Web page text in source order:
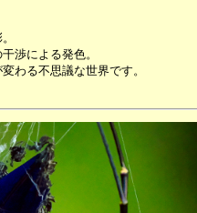
渉による発色。
わる不思議な世界です。